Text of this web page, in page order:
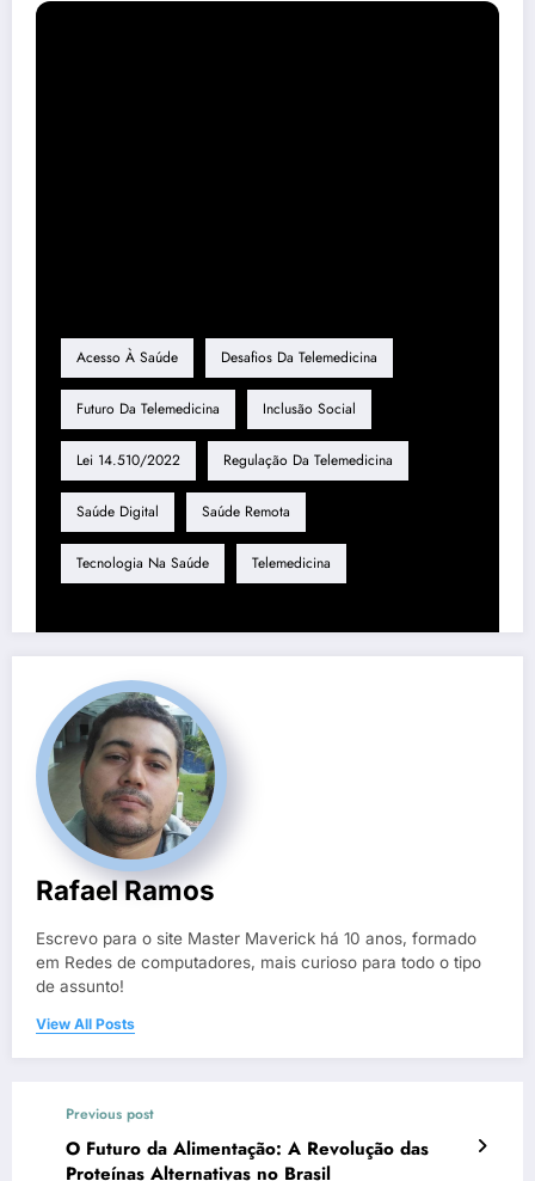
Acesso À Saúde Desafios Da Telemedicina
Futuro Da Telemedicina Inclusão Social
Lei 14.510/2022 Regulação Da Telemedicina
Saúde Digital Saúde Remota
Tecnologia Na Saúde Telemedicina
Rafael Ramos
Escrevo para o site Master Maverick há 10 anos, formado
em Redes de computadores, mais curioso para todo o tipo
de assunto!
View All Posts
Previous post
O Futuro da Alimentação: A Revolução das
Proteínas Alternativas no Brasil